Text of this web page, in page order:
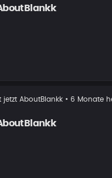
jetzt AboutBlankk • 6 Monate